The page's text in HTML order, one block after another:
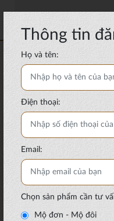
THÔNG TIN
Thông tin liên hệ
Thông tin
Họ và tên:
Điện thoại:
Email:
Chọn sản phẩm cần tư
Mộ đơn - Mộ đôi